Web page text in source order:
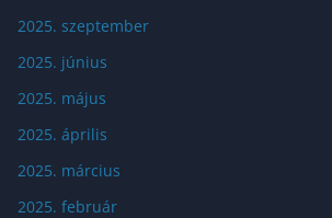
2025. szeptember
2025. június
2025. május
2025. április
2025. március
2025. február